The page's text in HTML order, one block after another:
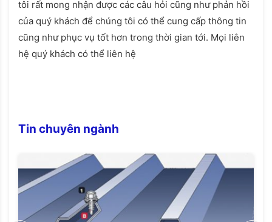
tôi rất mong nhận được các câu hỏi cũng như phản hồi
của quý khách để chúng tôi có thể cung cấp thông tin
cũng như phục vụ tốt hơn trong thời gian tới. Mọi liên
hệ quý khách có thể liên hệ
Tin chuyên ngành